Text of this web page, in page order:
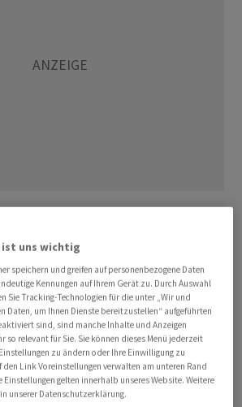
auf einen neuen Höchstwert
nehmen mehr als 3 Millionen
Partnerprogramm teil, das den
bietet, auf YouTube Geld zu
habe zur Monetarisierung von
ausgezahlt als jede andere
in den letzten drei Jahren über 70
Urheber, Künstler und
uns wichtig
speichern und greifen auf personenbezogene Daten
Kennungen auf Ihrem Gerät zu. Durch Auswahl
Sie Tracking-Technologien für die unter „Wir und
Daten, um Ihnen Dienste bereitzustellen“ aufgeführten
sind, sind manche Inhalte und Anzeigen
so relevant für Sie. Sie können dieses Menü jederzeit
zu ändern oder Ihre Einwilligung zu
Link Voreinstellungen verwalten am unteren Rand
Einstellungen gelten innerhalb unseres Website. Weitere
unserer Datenschutzerklärung.